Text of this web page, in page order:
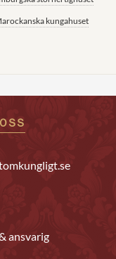
kungahuset
ansvarig